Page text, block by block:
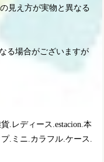
見え方が実物と異なる
る場合がございますが
.レディース.estacion.本
.ミニ.カラフル.ケース.